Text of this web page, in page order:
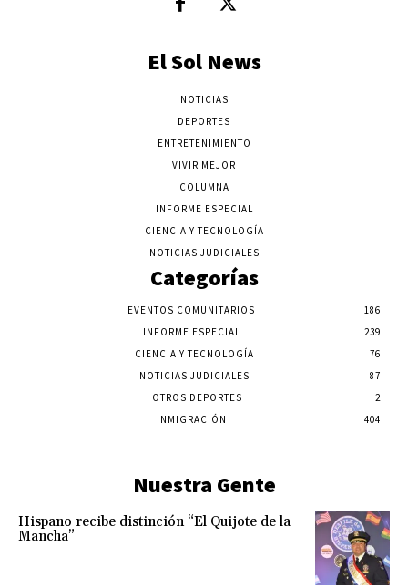
El Sol News
NOTICIAS
DEPORTES
ENTRETENIMIENTO
VIVIR MEJOR
COLUMNA
INFORME ESPECIAL
CIENCIA Y TECNOLOGÍA
NOTICIAS JUDICIALES
Categorías
EVENTOS COMUNITARIOS
186
INFORME ESPECIAL
239
CIENCIA Y TECNOLOGÍA
76
NOTICIAS JUDICIALES
87
OTROS DEPORTES
2
INMIGRACIÓN
404
Nuestra Gente
Hispano recibe distinción “El Quijote de la
Mancha”